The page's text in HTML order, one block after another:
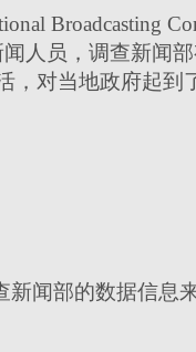
Broadcasting
人员，调查新闻
，对当地政府起
闻部的数据信息